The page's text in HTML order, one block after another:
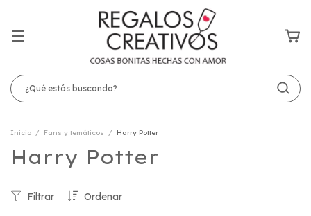
Inicio / Fans y temáticos / Harry Potter
Harry Potter
Ordenar
Filtrar